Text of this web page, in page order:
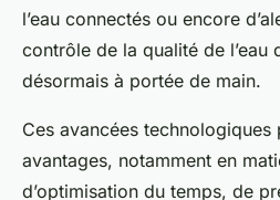
l’eau connectés ou encore
contrôle de la qualité de l’eau
désormais à portée de main.
Ces avancées
avantages, notamment en
d’optimisation du temps, de